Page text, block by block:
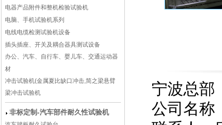
电器产品附件和整机检验试验机
电脑、手机试验机系列
电线电缆检测试验机设备
插头插座、开关及耦合器具测试设备
办公、汽车、自行车、婴儿车、交通运动器
材
冲击试验机(金属夏比缺口冲击,简之梁悬臂
梁冲击试验机
非标定制-汽车部件耐久性试验机
宁波总部
公司名称